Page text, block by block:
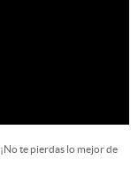
. ¡No te pierdas lo mejor de